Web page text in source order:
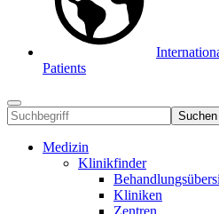
Patients
Suchen
Medizin
Klinikfinder
Kliniken